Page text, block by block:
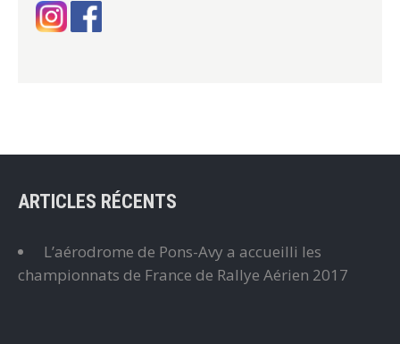
ARTICLES RÉCENTS
L’aérodrome de Pons-Avy a accueilli les
championnats de France de Rallye Aérien 2017